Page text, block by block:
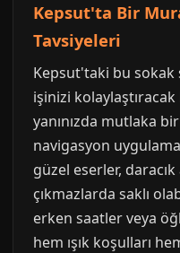
Kepsut'ta Bir
Tavsiyeleri
Kepsut'taki bu sokak
işinizi kolaylaştıracak
yanınızda mutlaka
navigasyon
güzel eserler,
çıkmazlarda saklı
erken saatler veya
hem ışık koşulları